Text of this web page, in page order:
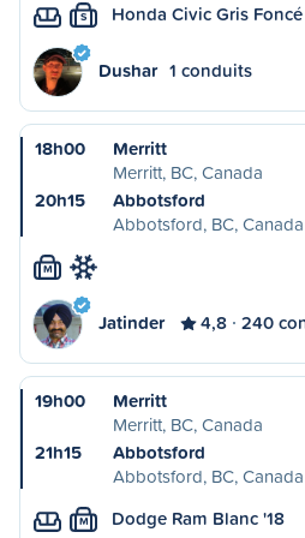
S Honda Civic Gris
Dushar 1 conduits
18h00
Merritt
Merritt, BC, Canada
20h15
Abbotsford
Abbotsford, BC, Canada
M
Jatinder 4,8 240
19h00
Merritt
Merritt, BC, Canada
21h15
Abbotsford
Abbotsford, BC, Canada
M Dodge Ram Blanc '18